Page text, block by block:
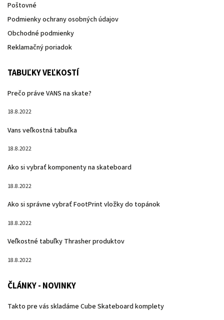
Poštovné
Podmienky ochrany osobných údajov
Obchodné podmienky
Reklamačný poriadok
TABUĽKY VEĽKOSTÍ
Prečo práve VANS na skate?
18.8.2022
Vans veľkostná tabuľka
18.8.2022
Ako si vybrať komponenty na skateboard
18.8.2022
Ako si správne vybrať FootPrint vložky do topánok
18.8.2022
Veľkostné tabuľky Thrasher produktov
18.8.2022
ČLÁNKY - NOVINKY
Takto pre vás skladáme Cube Skateboard komplety